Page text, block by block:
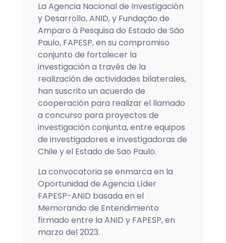
La Agencia Nacional de Investigación
y Desarrollo, ANID, y Fundação de
Amparo à Pesquisa do Estado de São
Paulo, FAPESP, en su compromiso
conjunto de fortalecer la
investigación a través de la
realización de actividades bilaterales,
han suscrito un acuerdo de
cooperación para realizar el llamado
a concurso para proyectos de
investigación conjunta, entre equipos
de investigadores e investigadoras de
Chile y el Estado de Sao Paulo.
La convocatoria se enmarca en la
Oportunidad de Agencia Líder
FAPESP-ANID basada en el
Memorando de Entendimiento
firmado entre la ANID y FAPESP, en
marzo del 2023.